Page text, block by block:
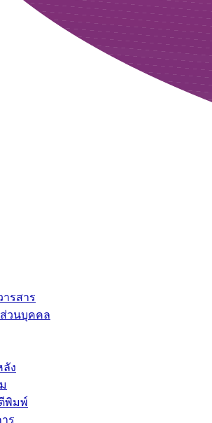
ารสาร
วนบุคคล
ง
พิมพ์
ร